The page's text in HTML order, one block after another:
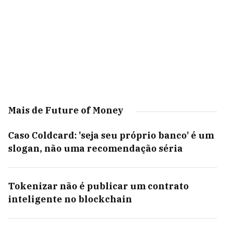
Mais de Future of Money
Caso Coldcard: 'seja seu próprio banco' é um
slogan, não uma recomendação séria
Tokenizar não é publicar um contrato
inteligente no blockchain